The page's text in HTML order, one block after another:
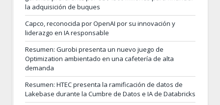
la adquisición de buques
Capco, reconocida por OpenAI por su innovación y
liderazgo en IA responsable
Resumen: Gurobi presenta un nuevo juego de
Optimization ambientado en una cafetería de alta
demanda
Resumen: HTEC presenta la ramificación de datos de
Lakebase durante la Cumbre de Datos e IA de Databricks